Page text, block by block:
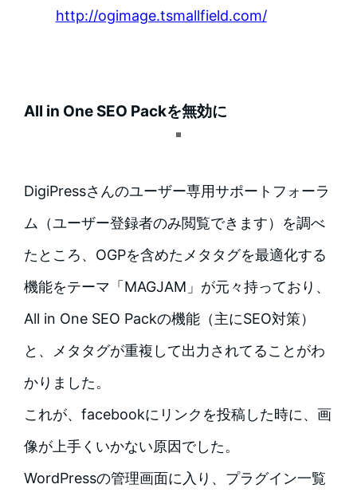
http://ogimage.tsmallfield.com/
All in One SEO Packを無効に
DigiPressさんのユーザー専用サポートフォーラ
ム（ユーザー登録者のみ閲覧できます）を調べ
たところ、OGPを含めたメタタグを最適化する
機能をテーマ「MAGJAM」が元々持っており、
All in One SEO Packの機能（主にSEO対策）
と、メタタグが重複して出力されてることがわ
かりました。
これが、facebookにリンクを投稿した時に、画
像が上手くいかない原因でした。
WordPressの管理画面に入り、プラグイン一覧